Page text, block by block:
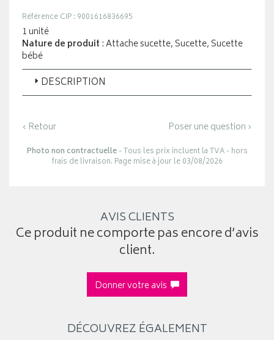
Référence CIP : 9001616836695
1 unité
Nature de produit : Attache sucette, Sucette, Sucette
bébé
DESCRIPTION
‹ Retour Poser une question ›
Photo non contractuelle- Tous les prix incluent la TVA - hors
frais de livraison. Page mise à jour le 03/08/2026
AVIS CLIENTS
Ce produit ne comporte pas encore d’avis
client.
Donner votre avis
DÉCOUVREZ ÉGALEMENT